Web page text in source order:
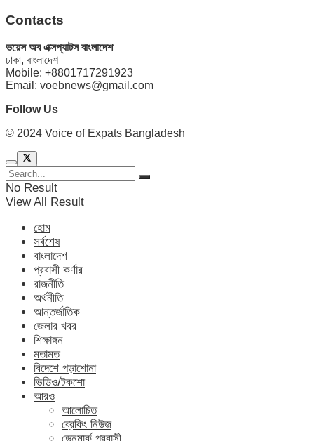
Contacts
ভয়েস অব এক্সপ্যাটস বাংলাদেশ
ঢাকা, বাংলাদেশ
Mobile: +8801717291923
Email: voebnews@gmail.com
Follow Us
© 2024 Voice of Expats Bangladesh
No Result
View All Result
হোম
সর্বশেষ
বাংলাদেশ
প্রবাসী কর্ণার
রাজনীতি
অর্থনীতি
আন্তর্জাতিক
জেলার খবর
শিক্ষাঙ্গন
মতামত
বিদেশে পড়াশোনা
ভিডিও/টকশো
আরও
আলোচিত
ব্রেকিং নিউজ